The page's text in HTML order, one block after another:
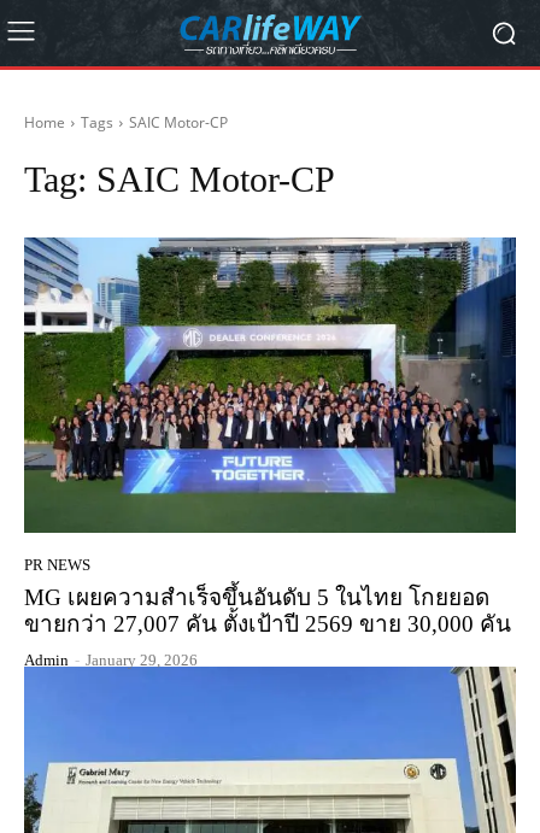
Home Tags SAIC Motor-CP
Tag: SAIC Motor-CP
PR NEWS
MG เผยความสำเร็จขึ้นอันดับ 5 ในไทย โกยยอด
ขายกว่า 27,007 คัน ตั้งเป้าปี 2569 ขาย 30,000 คัน
Admin - January 29, 2026